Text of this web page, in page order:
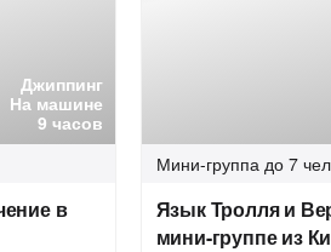
Джиппинг
На машине
9 часов
в
Мини-группа до 7
Язык Тролля и
мини-группе из